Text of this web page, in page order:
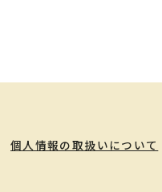
個人情報の取扱いについて